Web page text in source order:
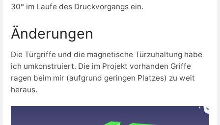
30° im Laufe des Druckvorgangs ein.
Änderungen
Die Türgriffe und die magnetische Türzuhaltung habe
ich umkonstruiert. Die im Projekt vorhanden Griffe
ragen beim mir (aufgrund geringen Platzes) zu weit
heraus.